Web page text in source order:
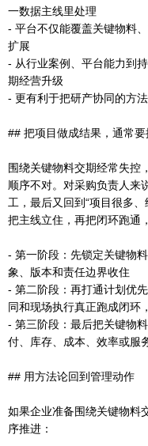
一数据主线里处理
- 平台不仅能覆盖关键物料
扩展
- 从行业案例、平台能力到
期经营升级
- 更有利于把研产协同的方
## 把项目做成结果，通常
围绕关键物料交期经常失控
顺序不对。对采购负责人来
工，最后又回到“项目很多
把主线立住，再把闭环跑通
- 第一阶段：先锁定关键物
象、版本和责任边界收住
- 第二阶段：再打通计划优
同和现场执行真正跑成闭环
- 第三阶段：最后把关键物
付、库存、成本、效率或服
## 用方法论回到管理动作
如果企业准备围绕关键物料
序推进：